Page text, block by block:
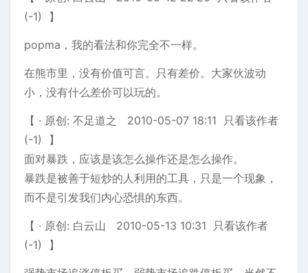
(-1) 】
popma，我的看法和你完全不一样。
在熊市里，没有价值可言。只有差价。大家伙波动
小，没有什么差价可以玩的。
【 · 原创: 不足道之 2010-05-07 18:11 只看该作者
(-1) 】
面对暴跌，应该是该怎么操作还是怎么操作。
暴跌是被善于短炒的人利用的工具，只是一个现象，
而不是引发我们内心恐惧的东西。
【 · 原创: 白云山 2010-05-13 10:31 只看该作者
(-1) 】